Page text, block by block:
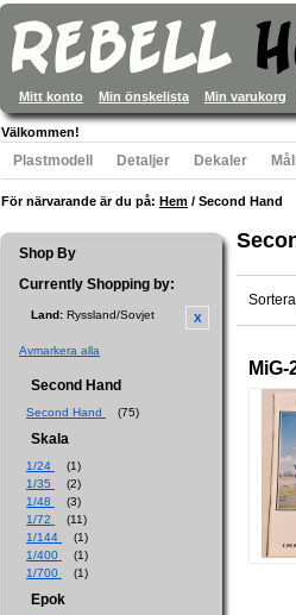
Mitt konto Min önskelista Min varukorg
Välkommen!
Plastmodell Detaljer Dekaler
För närvarande är du på: Hem / Second Hand
Shop By
Currently Shopping by:
Land: Ryssland/Sovjet
Avmarkera alla
Second Hand
Second Hand (75)
Skala
1/24
(1)
1/35
(2)
1/48
(3)
1/72
(11)
1/144
(1)
1/400
(1)
1/700
(1)
Epok
MiG-